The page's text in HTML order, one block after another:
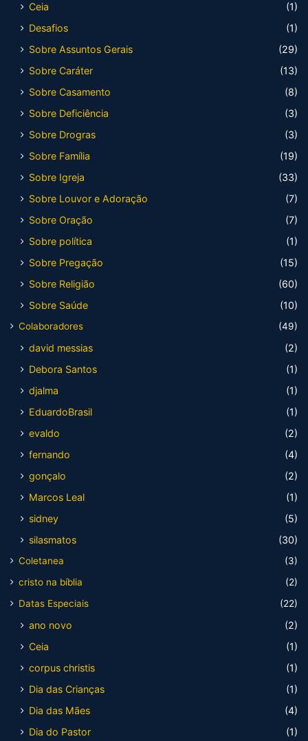
Ceia
(1)
Desafios
(1)
Sobre Assuntos Gerais
(29)
Sobre Caráter
(13)
Sobre Casamento
(8)
Sobre Deficiência
(3)
Sobre Drogras
(3)
Sobre Família
(19)
Sobre Igreja
(33)
Sobre Louvor e Adoração
(7)
Sobre Oração
(7)
Sobre política
(1)
Sobre Pregação
(15)
Sobre Religião
(60)
Sobre Saúde
(10)
Colaboradores (49)
david messias
(2)
Debora Santos
(1)
djalma
(1)
EduardoBrasil
(1)
evaldo
(2)
fernando
(4)
gonçalo
(2)
Marcos Leal
(1)
sidney
(5)
silasmatos
(30)
Coletanea
(3)
cristo na bíblia
(2)
Datas Especiais
(22)
ano novo
(2)
Ceia
(1)
corpus christis
(1)
Dia das Crianças
(1)
Dia das Mães
(4)
Dia do Pastor
(1)